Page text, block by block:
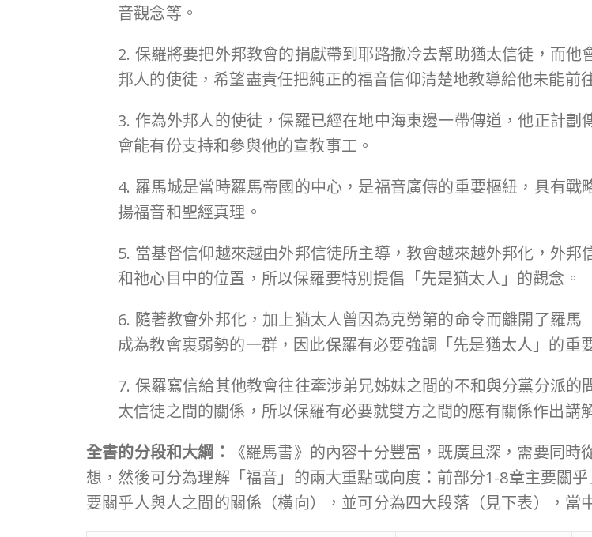
音觀念等。
2. 保羅將要把外邦教會的捐獻帶到耶路撒冷去幫助猶太信徒，而
邦人的使徒，希望盡責任把純正的福音信仰清楚地教導給他未能前
3. 作為外邦人的使徒，保羅已經在地中海東邊一帶傳道，他正計
會能有份支持和參與他的宣教事工。
4. 羅馬城是當時羅馬帝國的中心，是福音廣傳的重要樞紐，具有
揚福音和聖經真理。
5. 當基督信仰越來越由外邦信徒所主導，教會越來越外邦化，外
和祂心目中的位置，所以保羅要特別提倡「先是猶太人」的觀念。
6. 隨著教會外邦化，加上猶太人曾因為克勞第的命令而離開了羅
成為教會裏弱勢的一群，因此保羅有必要強調「先是猶太人」的重
7. 保羅寫信給其他教會往往牽涉弟兄姊妹之間的不和與分黨分派
太信徒之間的關係，所以保羅有必要就雙方之間的應有關係作出講
全書的分段和大綱：
《羅馬書》的內容十分豐富，既廣且深，需要同
想，然後可分為理解「福音」的兩大重點或向度：前部分1-8章主要關
要關乎人與人之間的關係（橫向），並可分為四大段落（見下表），當